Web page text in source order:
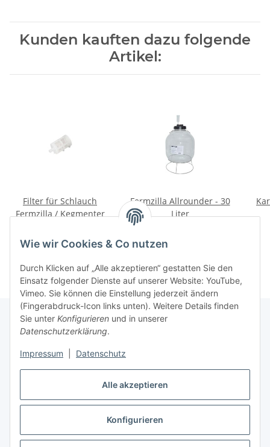
Alle akzeptieren
Konfigurieren
Wie wir Cookies & Co nutzen
Durch Klicken auf „Alle akzeptieren“ gestatten Sie den
Einsatz folgender Dienste auf unserer Website: YouTube,
Vimeo. Sie können die Einstellung jederzeit ändern
(Fingerabdruck-Icon links unten). Weitere Details finden
Sie unter Konfigurieren und in unserer
Datenschutzerklärung.
Impressum Datenschutz
Kunden kauften dazu folgende
Artikel:
Filter für Schlauch
Fermzilla / Kegmenter
Fermzilla Allrounder - 30
Liter
Vertrag widerrufen
* Alle Preise inkl. gesetzlicher USt., zzgl.